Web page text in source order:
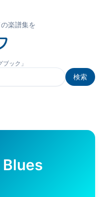
楽譜集を
ック」
検索